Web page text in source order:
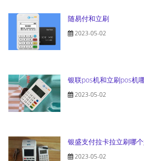
随易付和立刷
2023-05-02
银联pos机和立刷pos机
2023-05-02
银盛支付拉卡拉立刷哪
2023-05-02